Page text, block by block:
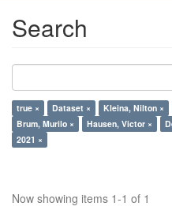
Search
true × Dataset × Kleina, Nilton ×
Brum, Murilo ×
Hausen, Victor ×
2021 ×
Now showing items 1-1 of 1